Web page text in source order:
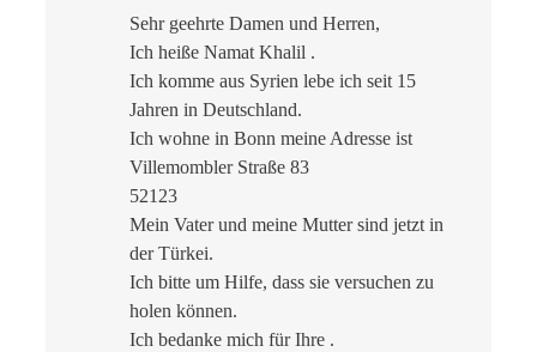
Sehr geehrte Damen und Herren,
Ich heiße Namat Khalil .
Ich komme aus Syrien lebe ich seit 15
Jahren in Deutschland.
Ich wohne in Bonn meine Adresse ist
Villemombler Straße 83
52123
Mein Vater und meine Mutter sind jetzt in
der Türkei.
Ich bitte um Hilfe, dass sie versuchen zu
holen können.
Ich bedanke mich für Ihre .